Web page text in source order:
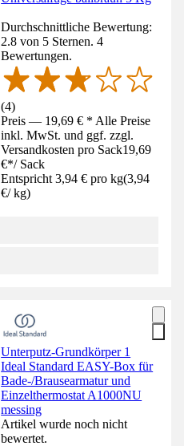
Durchschnittliche Bewertung:
2.8 von 5 Sternen. 4
Bewertungen.
(4)
Preis — 19,69 € * Alle Preise
inkl. MwSt. und ggf. zzgl.
Versandkosten pro Sack19,69
€*/ Sack
Entspricht 3,94 € pro kg(3,94
€/ kg)
Unterputz-Grundkörper 1
Ideal Standard EASY-Box für
Bade-/Brausearmatur und
Einzelthermostat A1000NU
messing
Artikel wurde noch nicht
bewertet.